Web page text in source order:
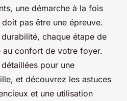
une démarche à la fois
pas être une épreuve.
chaque étape de
confort de votre foyer.
pour une
et découvrez les astuces
et une utilisation